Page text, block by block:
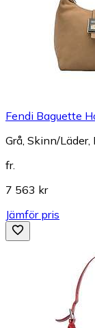
Fendi Baguette
Grå, Skinn/
fr.
7 563 kr
Jämför pris